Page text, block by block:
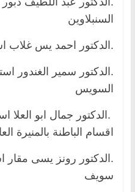
السنبلاوين
.الدكتور احمد يس غلاب
.الدكتور سمير الغندور
السويس
.الدكتور جمال ابو العلا
اقسام الباطنة بالمنيرة
.الدكتور رونز يسى مقار
سويف